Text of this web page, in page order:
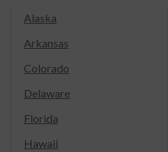
Alaska
Arkansas
Colorado
Delaware
Florida
Hawaii